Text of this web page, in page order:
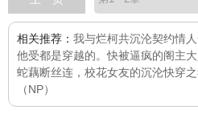
相关推荐： 我与烂柯共沉沦契约情人
他受都是穿越的。快被逼疯的阁主大
蛇藕断丝连，校花女友的沉沦快穿
（NP）